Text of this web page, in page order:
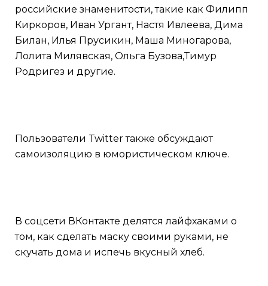
российские знаменитости, такие как Филипп
Киркоров, Иван Ургант, Настя Ивлеева, Дима
Билан, Илья Прусикин, Маша Миногарова,
Лолита Милявская, Ольга Бузова,Тимур
Родригез и другие.
Пользователи Twitter также обсуждают
самоизоляцию в юмористическом ключе.
В соцсети ВКонтакте делятся лайфхаками о
том, как сделать маску своими руками, не
скучать дома и испечь вкусный хлеб.